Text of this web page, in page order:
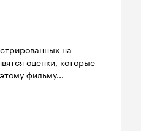
на
оценки, которые
фильму...